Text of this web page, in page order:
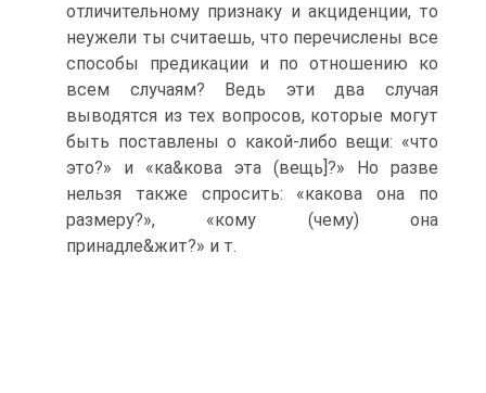
отличительному признаку и акциденции, то
неужели ты считаешь, что перечислены все
способы предикации и по отношению ко
всем случаям? Ведь эти два случая
выводятся из тех вопросов, которые могут
быть поставлены о какой-либо вещи: «что
это?» и «ка&кова эта (вещь]?» Но разве
нельзя также спросить: «какова она по
размеру?», «кому (чему) она
принадле&жит?» и т.